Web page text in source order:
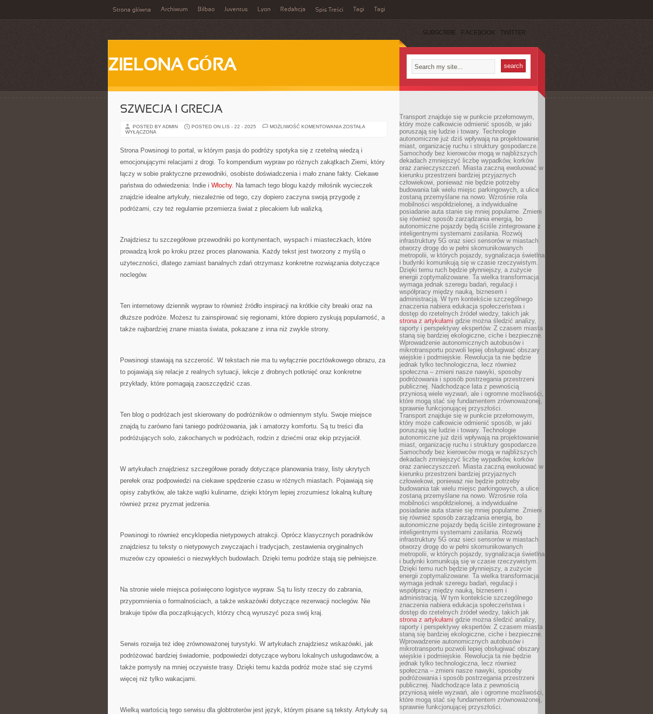
Strona główna Archiwum Bilbao Juventus Lyon Redakcja Spis Treści Tagi Tagi
SUBSCRIBE FACEBOOK TWITTER
ZIELONA GÓRA
SZWECJA I GRECJA
POSTED BY ADMIN POSTED ON LIS - 22 - 2025 MOŻLIWOŚĆ KOMENTOWANIA SZWECJA
ZOSTAŁA
WYŁĄCZONA
Strona Powsinogi to portal, w którym pasja do podróży spotyka się z rzetelną wiedzą i
emocjonującymi relacjami z drogi. To kompendium wypraw po różnych zakątkach Ziemi, który
łączy w sobie praktyczne przewodniki, osobiste doświadczenia i mało znane fakty. Ciekawe
państwa do odwiedzenia: Indie i Włochy. Na łamach tego blogu każdy miłośnik wycieczek
znajdzie idealne artykuły, niezależnie od tego, czy dopiero zaczyna swoją przygodę z
podróżami, czy też regularnie przemierza świat z plecakiem lub walizką.
Znajdziesz tu szczegółowe przewodniki po kontynentach, wyspach i miasteczkach, które
prowadzą krok po kroku przez proces planowania. Każdy tekst jest tworzony z myślą o
użyteczności, dlatego zamiast banalnych zdań otrzymasz konkretne rozwiązania dotyczące
noclegów.
Ten internetowy dziennik wypraw to również źródło inspiracji na krótkie city breaki oraz na
dłuższe podróże. Możesz tu zainspirować się regionami, które dopiero zyskują popularność, a
także najbardziej znane miasta świata, pokazane z inna niż zwykle strony.
Powsinogi stawiają na szczerość. W tekstach nie ma tu wyłącznie pocztówkowego obrazu, za
to pojawiają się relacje z realnych sytuacji, lekcje z drobnych potknięć oraz konkretne
przykłady, które pomagają zaoszczędzić czas.
Ten blog o podróżach jest skierowany do podróżników o odmiennym stylu. Swoje miejsce
znajdą tu zarówno fani taniego podróżowania, jak i amatorzy komfortu. Są tu treści dla
podróżujących solo, zakochanych w podróżach, rodzin z dziećmi oraz ekip przyjaciół.
W artykułach znajdziesz szczegółowe porady dotyczące planowania trasy, listy ukrytych
perełek oraz podpowiedzi na ciekawe spędzenie czasu w różnych miastach. Pojawiają się
opisy zabytków, ale także wątki kulinarne, dzięki którym lepiej zrozumiesz lokalną kulturę
również przez pryzmat jedzenia.
Powsinogi to również encyklopedia nietypowych atrakcji. Oprócz klasycznych poradników
znajdziesz tu teksty o nietypowych zwyczajach i tradycjach, zestawienia oryginalnych
muzeów czy opowieści o niezwykłych budowlach. Dzięki temu podróże stają się pełniejsze.
Na stronie wiele miejsca poświęcono logistyce wypraw. Są tu listy rzeczy do zabrania,
przypomnienia o formalnościach, a także wskazówki dotyczące rezerwacji noclegów. Nie
brakuje tipów dla początkujących, którzy chcą wyruszyć poza swój kraj.
Serwis rozwija też ideę zrównoważonej turystyki. W artykułach znajdziesz wskazówki, jak
podróżować bardziej świadomie, podpowiedzi dotyczące wyboru lokalnych usługodawców, a
także pomysły na mniej oczywiste trasy. Dzięki temu każda podróż może stać się czymś
więcej niż tylko wakacjami.
Wielką wartością tego serwisu dla globtroterów jest język, którym pisane są teksty. Artykuły są
Transport znajduje się w punkcie przełomowym,
który może całkowicie odmienić sposób, w jaki
poruszają się ludzie i towary. Technologie
autonomiczne już dziś wpływają na projektowanie
miast, organizację ruchu i struktury gospodarcze.
Samochody bez kierowców mogą w najbliższych
dekadach zmniejszyć liczbę wypadków, korków
oraz zanieczyszczeń. Miasta zaczną ewoluować w
kierunku przestrzeni bardziej przyjaznych
człowiekowi, ponieważ nie będzie potrzeby
budowania tak wielu miejsc parkingowych, a ulice
zostaną przemyślane na nowo. Wzrośnie rola
mobilności współdzielonej, a indywidualne
posiadanie auta stanie się mniej popularne. Zmieni
się również sposób zarządzania energią, bo
autonomiczne pojazdy będą ściśle zintegrowane z
inteligentnymi systemami zasilania. Rozwój
infrastruktury 5G oraz sieci sensorów w miastach
otworzy drogę do w pełni skomunikowanych
metropolii, w których pojazdy, sygnalizacja świetlna
i budynki komunikują się w czasie rzeczywistym.
Dzięki temu ruch będzie płynniejszy, a zużycie
energii zoptymalizowane. Ta wielka transformacja
wymaga jednak szeregu badań, regulacji i
współpracy między nauką, biznesem i
administracją. W tym kontekście szczególnego
znaczenia nabiera edukacja społeczeństwa i
dostęp do rzetelnych źródeł wiedzy, takich jak
strona z artykułami gdzie można śledzić analizy,
raporty i perspektywy ekspertów. Z czasem miasta
staną się bardziej ekologiczne, ciche i bezpieczne.
Wprowadzenie autonomicznych autobusów i
mikrotransportu pozwoli lepiej obsługiwać obszary
wiejskie i podmiejskie. Rewolucja ta nie będzie
jednak tylko technologiczna, lecz również
społeczna – zmieni nasze nawyki, sposoby
podróżowania i sposób postrzegania przestrzeni
publicznej. Nadchodzące lata z pewnością
przyniosą wiele wyzwań, ale i ogromne możliwości,
które mogą stać się fundamentem zrównoważonej,
sprawnie funkcjonującej przyszłości.
Transport znajduje się w punkcie przełomowym,
który może całkowicie odmienić sposób, w jaki
poruszają się ludzie i towary. Technologie
autonomiczne już dziś wpływają na projektowanie
miast, organizację ruchu i struktury gospodarcze.
Samochody bez kierowców mogą w najbliższych
dekadach zmniejszyć liczbę wypadków, korków
oraz zanieczyszczeń. Miasta zaczną ewoluować w
kierunku przestrzeni bardziej przyjaznych
człowiekowi, ponieważ nie będzie potrzeby
budowania tak wielu miejsc parkingowych, a ulice
zostaną przemyślane na nowo. Wzrośnie rola
mobilności współdzielonej, a indywidualne
posiadanie auta stanie się mniej popularne. Zmieni
się również sposób zarządzania energią, bo
autonomiczne pojazdy będą ściśle zintegrowane z
inteligentnymi systemami zasilania. Rozwój
infrastruktury 5G oraz sieci sensorów w miastach
otworzy drogę do w pełni skomunikowanych
metropolii, w których pojazdy, sygnalizacja świetlna
i budynki komunikują się w czasie rzeczywistym.
Dzięki temu ruch będzie płynniejszy, a zużycie
energii zoptymalizowane. Ta wielka transformacja
wymaga jednak szeregu badań, regulacji i
współpracy między nauką, biznesem i
administracją. W tym kontekście szczególnego
znaczenia nabiera edukacja społeczeństwa i
dostęp do rzetelnych źródeł wiedzy, takich jak
strona z artykułami gdzie można śledzić analizy,
raporty i perspektywy ekspertów. Z czasem miasta
staną się bardziej ekologiczne, ciche i bezpieczne.
Wprowadzenie autonomicznych autobusów i
mikrotransportu pozwoli lepiej obsługiwać obszary
wiejskie i podmiejskie. Rewolucja ta nie będzie
jednak tylko technologiczna, lecz również
społeczna – zmieni nasze nawyki, sposoby
podróżowania i sposób postrzegania przestrzeni
publicznej. Nadchodzące lata z pewnością
przyniosą wiele wyzwań, ale i ogromne możliwości,
które mogą stać się fundamentem zrównoważonej,
sprawnie funkcjonującej przyszłości.